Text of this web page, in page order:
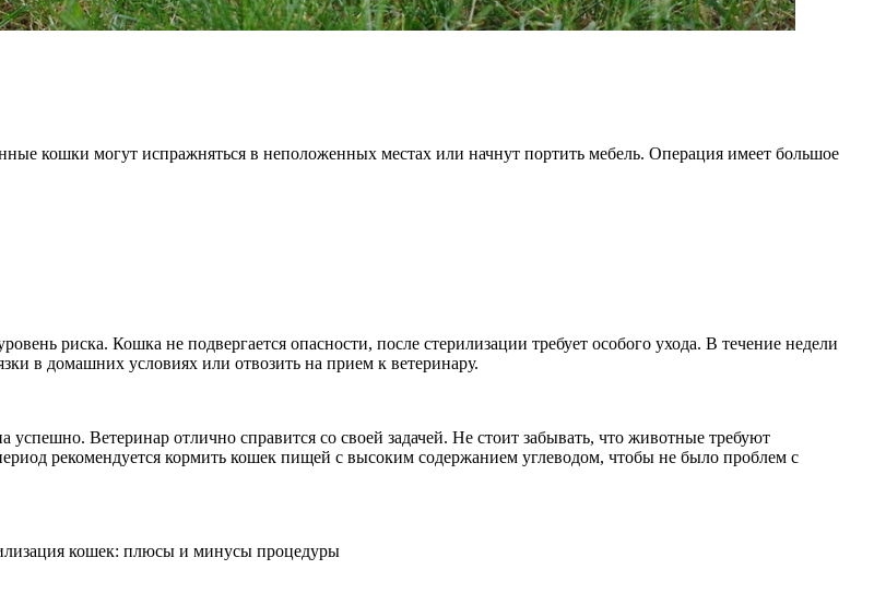
кошки могут испражняться в неположенных местах или начнут портить мебель. Операция имеет большое
риска. Кошка не подвергается опасности, после стерилизации требует особого ухода. В течение недели
в домашних условиях или отвозить на прием к ветеринару.
успешно. Ветеринар отлично справится со своей задачей. Не стоит забывать, что животные требуют
рекомендуется кормить кошек пищей с высоким содержанием углеводом, чтобы не было проблем с